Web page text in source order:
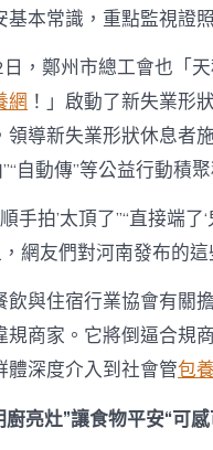
基本常識，重點監視證
，鄭州市總工會也「
網 ！」啟動了新失業形
導新失業形狀休息者
自動傳”等公益行動積
順手拍’太頂了”“直接端
網友們對河南發布的這
飲與住宿行業協會有關
規商家。它將倒逼合規
體深度介入到社會管包養
廚亮灶”讓食物平安“可